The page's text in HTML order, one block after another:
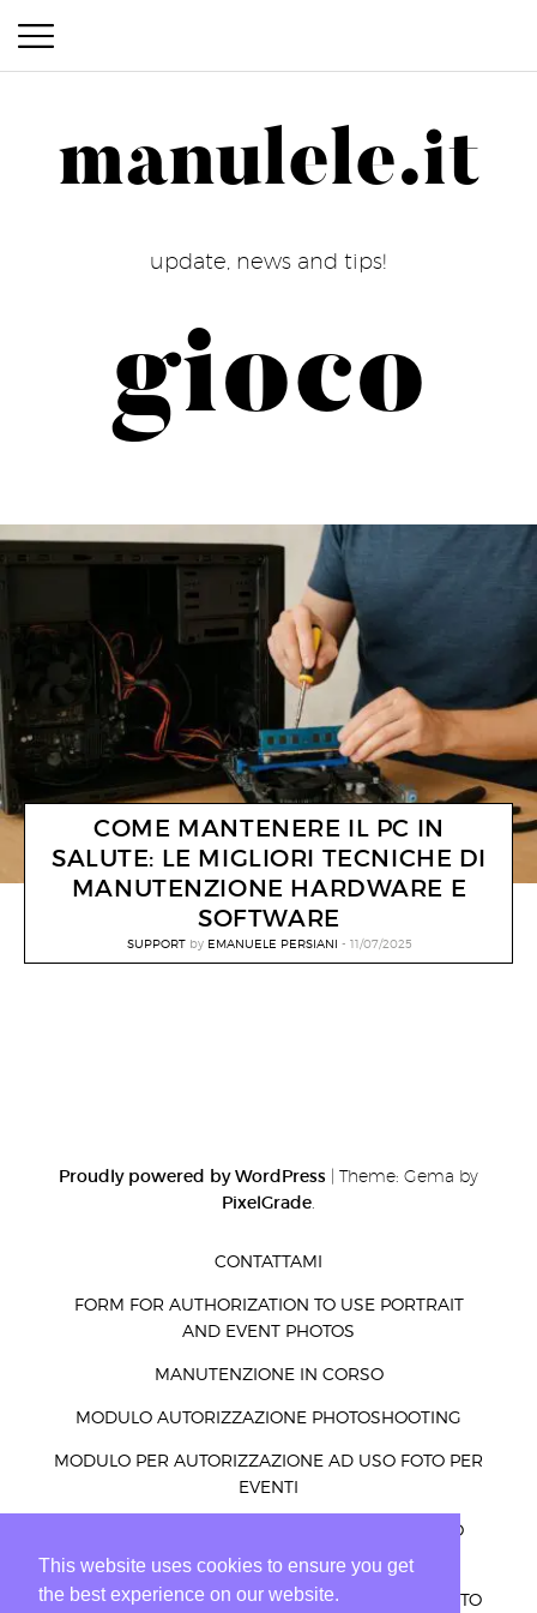
manulele.it
manulele.it
update, news and tips!
gioco
COME MANTENERE IL PC IN
SALUTE: LE MIGLIORI TECNICHE DI
MANUTENZIONE HARDWARE E
SOFTWARE
SUPPORT by EMANUELE PERSIANI 11/07/2025
Proudly powered by WordPress Theme: Gema by
PixelGrade
CONTATTAMI
FORM FOR AUTHORIZATION TO USE PORTRAIT
AND EVENT PHOTOS
MANUTENZIONE IN CORSO
MODULO AUTORIZZAZIONE PHOTOSHOOTING
MODULO PER AUTORIZZAZIONE AD USO FOTO PER
EVENTI
MODULO PER AUTORIZZAZIONE AD USO FOTO
RITRATTI ED EVENTI
PRIVACY – COOKIES – LEGGE E ALTRO PER UN SITO
This website uses cookies to ensure you get
the best experience on our website.